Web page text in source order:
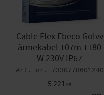
Cable Flex Ebeco Golvv
ärmekabel 107m 1180
W 230V IP67
7330778601240
5 221 KR